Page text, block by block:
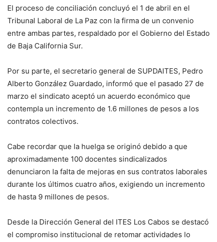
El proceso de conciliación concluyó el 1 de abril en el
Tribunal Laboral de La Paz con la firma de un convenio
entre ambas partes, respaldado por el Gobierno del Estado
de Baja California Sur.
Por su parte, el secretario general de SUPDAITES, Pedro
Alberto González Guardado, informó que el pasado 27 de
marzo el sindicato aceptó un acuerdo económico que
contempla un incremento de 1.6 millones de pesos a los
contratos colectivos.
Cabe recordar que la huelga se originó debido a que
aproximadamente 100 docentes sindicalizados
denunciaron la falta de mejoras en sus contratos laborales
durante los últimos cuatro años, exigiendo un incremento
de hasta 9 millones de pesos.
Desde la Dirección General del ITES Los Cabos se destacó
el compromiso institucional de retomar actividades lo